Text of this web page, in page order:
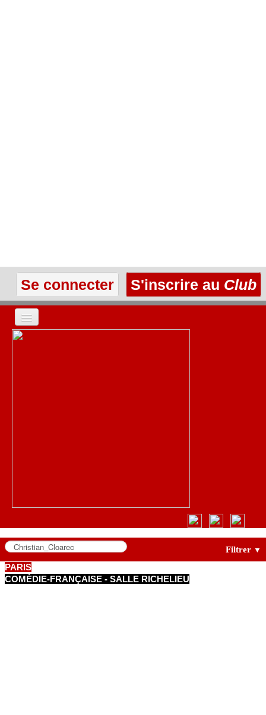
Se connecter S'inscrire au Club
Filtrer ▼
PARIS
COMÉDIE-FRANÇAISE - SALLE RICHELIEU